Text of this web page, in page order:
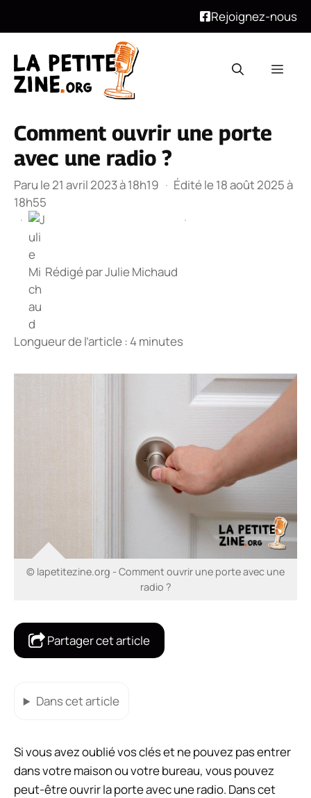
Rejoignez-nous
contenu
Comment ouvrir une porte
avec une radio ?
Paru le 21 avril 2023 à 18h19 · Édité le 18 août 2025 à
18h55
·
Rédigé parJulie Michaud
·
Longueur de l’article : 4 minutes
© lapetitezine.org - Comment ouvrir une porte avec une
radio ?
Partager cet article
Dans cet article
Si vous avez oublié vos clés et ne pouvez pas entrer
dans votre maison ou votre bureau, vous pouvez
peut-être ouvrir la porte avec une radio. Dans cet